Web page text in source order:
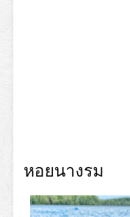
หอยนางรม